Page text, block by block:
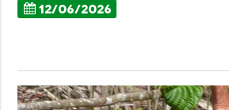
12/06/2026